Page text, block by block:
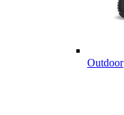
Outdoor